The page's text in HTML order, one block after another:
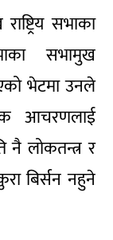
सभाका
सभामुख
भेटमा उनले
आचरणलाई
नै लोकतन्त्र र
बिर्सन नहुने